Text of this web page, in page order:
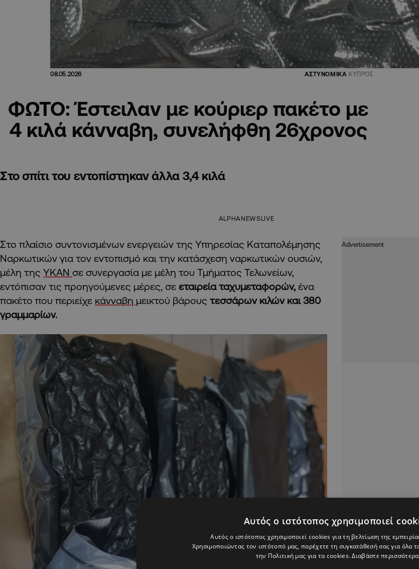
08.05.2026 ΑΣΤΥΝΟΜΙΚΑ ΚΥΠΡΟΣ
ΦΩΤΟ: Έστειλαν με κούριερ πακέτο με
4 κιλά κάνναβη, συνελήφθη 26χρονος
Στο σπίτι του εντοπίστηκαν άλλα 3,4 κιλά
ALPHANEWSLIVE
Στο πλαίσιο συντονισμένων ενεργειών της Υπηρεσίας Καταπολέμησης
Ναρκωτικών για τον εντοπισμό και την κατάσχεση ναρκωτικών ουσιών,
μέλη της ΥΚΑΝ σε συνεργασία με μέλη του Τμήματος Τελωνείων,
εντόπισαν τις προηγούμενες μέρες, σε εταιρεία ταχυμεταφορών, ένα
πακέτο που περιείχε κάνναβη μεικτού βάρους τεσσάρων κιλών και 380
γραμμαρίων.
Αυτός ο ιστότοπος χρησιμοποιεί
Αυτός ο ιστότοπος χρησιμοποιεί cookies για τη βελτίωση της
Χρησιμοποιώντας τον ιστότοπό μας, παρέχετε τη συγκατάθεσή σας για όλα
την Πολιτική μας για τα cookies.Διαβάστε περισσότερα